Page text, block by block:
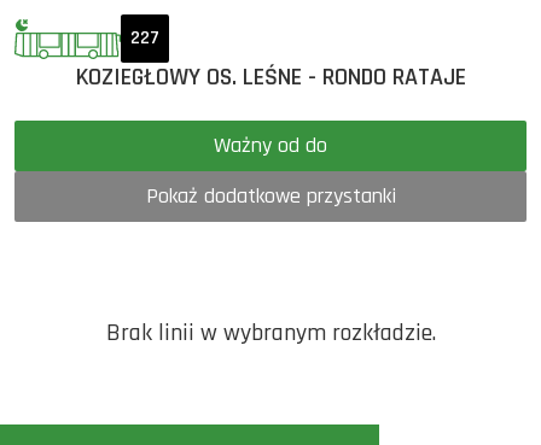
227
KOZIEGŁOWY OS. LEŚNE - RONDO RATAJE
Ważny od do
Pokaż dodatkowe przystanki
Brak linii w wybranym rozkładzie.